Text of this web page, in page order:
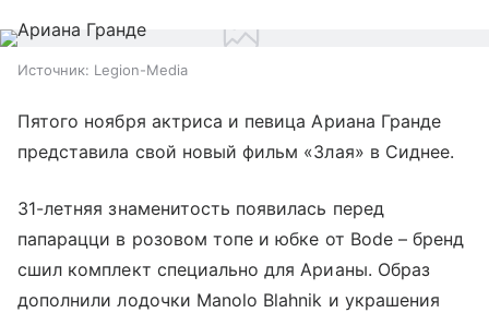
Источник: Legion-Media
Пятого ноября актриса и певица Ариана Гранде
представила свой новый фильм «Злая» в Сиднее.
31-летняя знаменитость появилась перед
папарацци в розовом топе и юбке от Bode – бренд
сшил комплект специально для Арианы. Образ
дополнили лодочки Manolo Blahnik и украшения